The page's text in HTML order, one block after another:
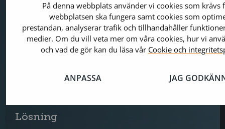
På denna webbplats använder vi cookies som krävs
webbplatsen ska fungera samt cookies som
prestandan, analyserar trafik och tillhandahåller
medier. Om du vill veta mer om våra cookies, hur vi
och vad de gör kan du läsa vår Cookie och
ANPASSA JAG
Utmaning
Kommunikationen och utseendet på VGR:s intranät
sajter var tidigare relativt spretigt. Flera förvaltningar
egna CMS- och systemplattformar och gemensamma
och VGR:s gemensamma varumärke
Lösning